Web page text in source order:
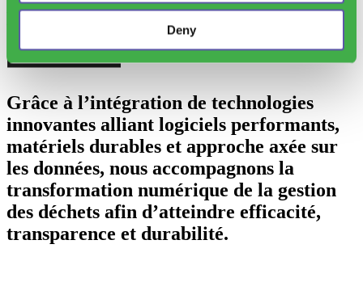
Deny
Dites oui à
Grâce à l’intégration de technologies
innovantes alliant logiciels performants,
matériels durables et approche axée sur
les données, nous accompagnons la
transformation numérique de la gestion
des déchets afin d’atteindre efficacité,
transparence et durabilité.